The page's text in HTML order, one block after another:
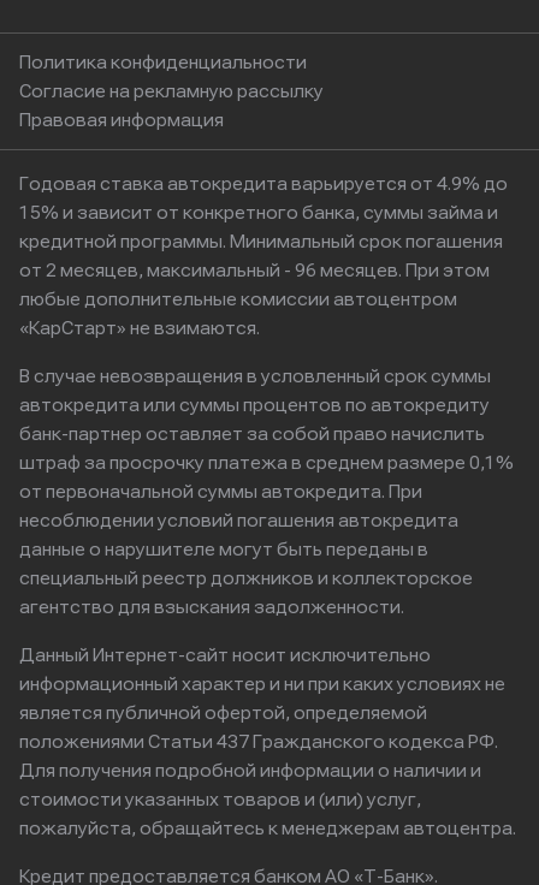
Политика конфиденциальности
Согласие на рекламную рассылку
Правовая информация
Годовая ставка автокредита варьируется от 4.9% до
15% и зависит от конкретного банка, суммы займа и
кредитной программы. Минимальный срок погашения
от 2 месяцев, максимальный - 96 месяцев. При этом
любые дополнительные комиссии автоцентром
«КарСтарт» не взимаются.
В случае невозвращения в условленный срок суммы
автокредита или суммы процентов по автокредиту
банк-партнер оставляет за собой право начислить
штраф за просрочку платежа в среднем размере 0,1%
от первоначальной суммы автокредита. При
несоблюдении условий погашения автокредита
данные о нарушителе могут быть переданы в
специальный реестр должников и коллекторское
агентство для взыскания задолженности.
Данный Интернет-сайт носит исключительно
информационный характер и ни при каких условиях не
является публичной офертой, определяемой
положениями Статьи 437 Гражданского кодекса РФ.
Для получения подробной информации о наличии и
стоимости указанных товаров и (или) услуг,
пожалуйста, обращайтесь к менеджерам автоцентра.
Кредит предоставляется банком АО «Т-Банк».